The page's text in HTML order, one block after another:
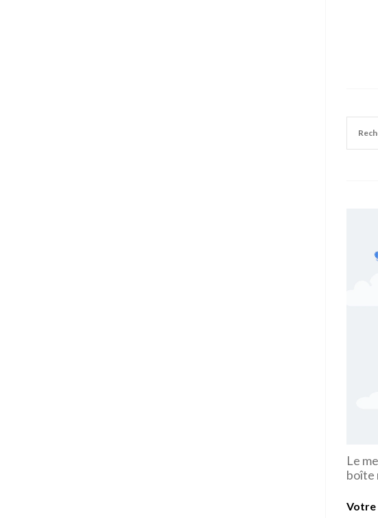
Le
boîte
Votre